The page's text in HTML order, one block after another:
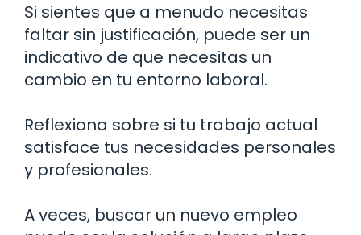
Si sientes que a menudo necesitas
faltar sin justificación, puede ser un
indicativo de que necesitas un
cambio en tu entorno laboral.
Reflexiona sobre si tu trabajo actual
satisface tus necesidades personales
y profesionales.
A veces, buscar un nuevo empleo